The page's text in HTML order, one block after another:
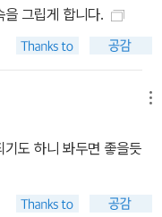
그립게 합니다.
도 하니 봐두면 좋을듯